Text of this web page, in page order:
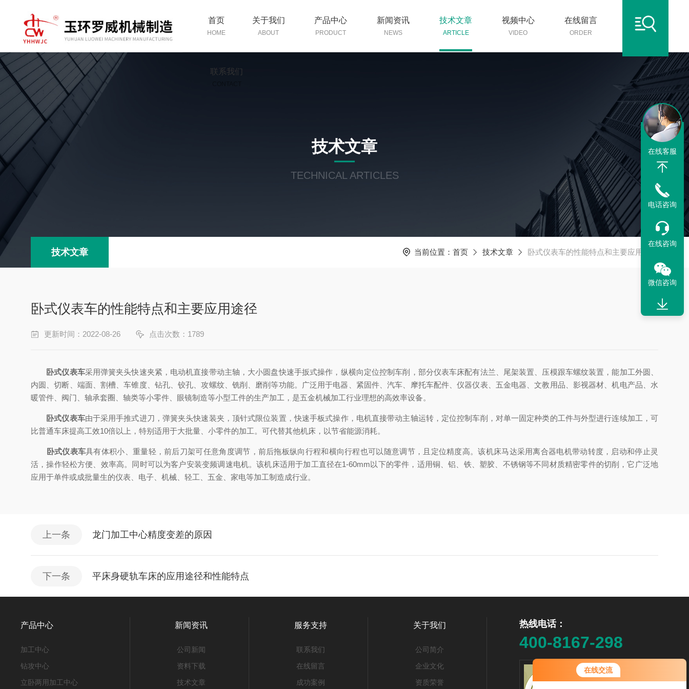
在线交流
首页
HOME
关于我们
ABOUT
产品中心
PRODUCT
新闻资讯
NEWS
技术文章
ARTICLE
视频中心
VIDEO
在线留言
ORDER
联系我们
技术文章
TECHNICAL ARTICLES
技术文章 当前位置： 首页 技术文章 卧式仪表车的性能特点和主要应用途径
卧式仪表车的性能特点和主要应用途径
更新时间：2022-08-26 点击次数：1789
卧式仪表车采用弹簧夹头快速夹紧，电动机直接带动主轴，大小圆盘快速手扳式操作，纵横向定位控制车削，部分仪表车床配有法兰、尾架装置、压模跟车螺纹装置，能加工外圆、
内圆、切断、端面、割槽、车锥度、钻孔、铰孔、攻螺纹、铣削、磨削等功能。广泛用于电器、紧固件、汽车、摩托车配件、仪器仪表、五金电器、文教用品、影视器材、机电产品、水
暖管件、阀门、轴承套圈、轴类等小零件、眼镜制造等小型工件的生产加工，是五金机械加工行业理想的高效率设备。
卧式仪表车由于采用手推式进刀，弹簧夹头快速装夹，顶针式限位装置，快速手板式操作，电机直接带动主轴运转，定位控制车削，对单一固定种类的工件与外型进行连续加工，可
比普通车床提高工效10倍以上，特别适用于大批量、小零件的加工。可代替其他机床，以节省能源消耗。
卧式仪表车具有体积小、重量轻，前后刀架可任意角度调节，前后拖板纵向行程和横向行程也可以随意调节，且定位精度高。该机床马达采用离合器电机带动转度，启动和停止灵
活，操作轻松方便、效率高。同时可以为客户安装变频调速电机。该机床适用于加工直径在1-60mm以下的零件，适用铜、铝、铁、塑胶、不锈钢等不同材质精密零件的切削，它广泛地
应用于单件或成批量生的仪表、电子、机械、轻工、五金、家电等加工制造成行业。
上一条 龙门加工中心精度变差的原因
下一条 平床身硬轨车床的应用途径和性能特点
热线电话：
400-8167-298
产品中心
加工中心
钻攻中心
立卧两用加工中心
新闻资讯
公司新闻
资料下载
技术文章
服务支持
联系我们
在线留言
成功案例
关于我们
公司简介
企业文化
资质荣誉
在线客服
电话咨询
在线咨询
微信咨询